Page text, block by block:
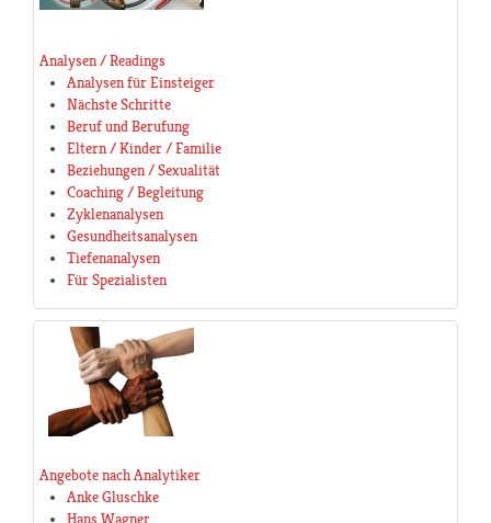
Analysen / Readings
Analysen für Einsteiger
Nächste Schritte
Beruf und Berufung
Eltern / Kinder / Familie
Beziehungen / Sexualität
Coaching / Begleitung
Zyklenanalysen
Gesundheitsanalysen
Tiefenanalysen
Für Spezialisten
Angebote nach Analytiker
Anke Gluschke
Hans Wagner